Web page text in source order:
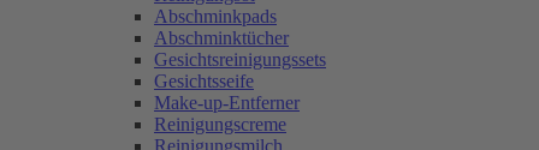
Abschminkpads
Abschminktücher
Gesichtsreinigungssets
Gesichtsseife
Make-up-Entferner
Reinigungscreme
Reinigungsmilch